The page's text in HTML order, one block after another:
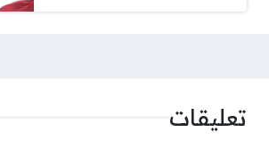
تعليقات